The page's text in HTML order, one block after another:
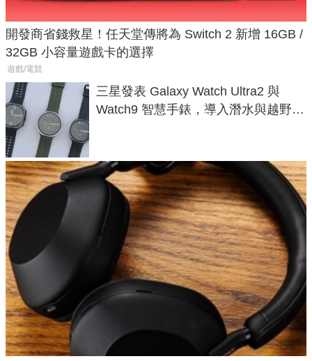
開發商省錢救星！任天堂傳將為 Switch 2 新增 16GB /
32GB 小容量遊戲卡的選擇
遊戲/電競
三星發表 Galaxy Watch Ultra2 與
Watch9 智慧手錶，導入潛水與越野跑